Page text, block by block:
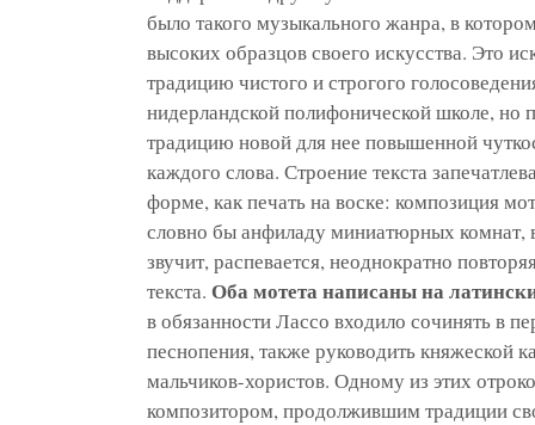
было такого музыкального жанра, в
высоких образцов своего искусства. Это
традицию чистого и строгого
нидерландской полифонической школе, но
традицию новой для нее повышенной
каждого слова. Строение текста
форме, как печать на воске: композиция
словно бы анфиладу миниатюрных комнат,
звучит, распевается, неоднократно
текста. Оба мотета написаны на
в обязанности Лассо входило сочинять в
песнопения, также руководить княжеской
мальчиков-хористов. Одному из этих
композитором, продолжившим традиции